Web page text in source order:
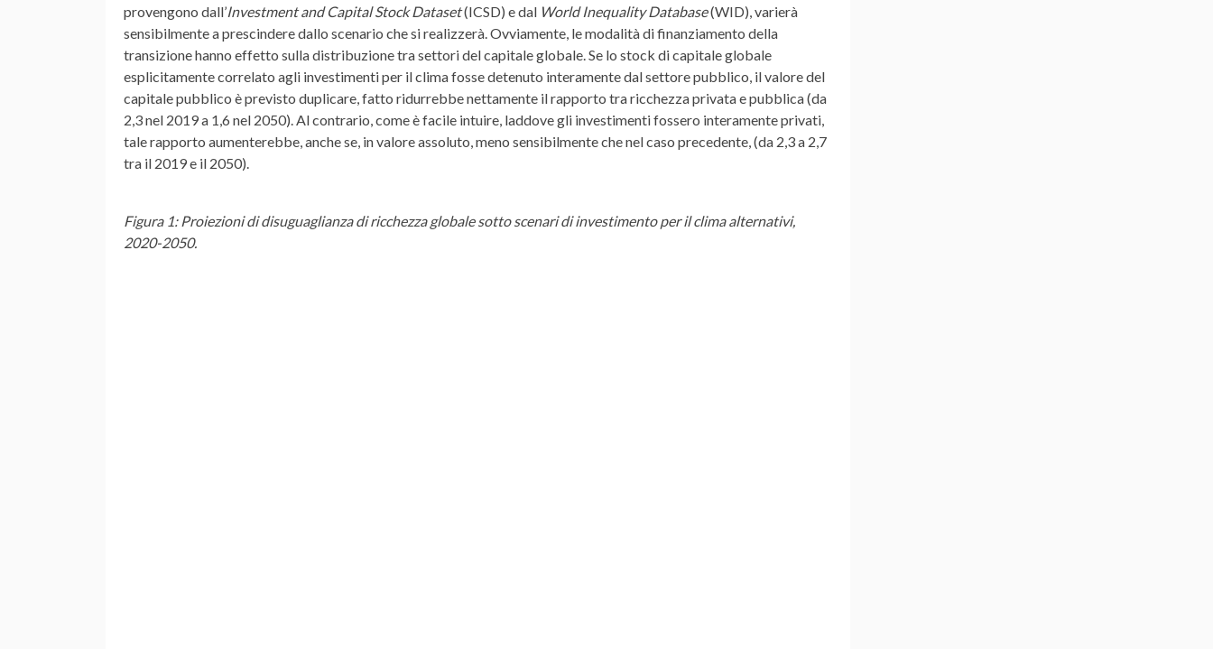
provengono dall’Investment and Capital Stock Dataset(ICSD) e dal World Inequality Database(WID), varierà
sensibilmente a prescindere dallo scenario che si realizzerà. Ovviamente, le modalità di finanziamento della
transizione hanno effetto sulla distribuzione tra settori del capitale globale. Se lo stock di capitale globale
esplicitamente correlato agli investimenti per il clima fosse detenuto interamente dal settore pubblico, il valore del
capitale pubblico è previsto duplicare, fatto ridurrebbe nettamente il rapporto tra ricchezza privata e pubblica (da
2,3 nel 2019 a 1,6 nel 2050). Al contrario, come è facile intuire, laddove gli investimenti fossero interamente privati,
tale rapporto aumenterebbe, anche se, in valore assoluto, meno sensibilmente che nel caso precedente, (da 2,3 a 2,7
tra il 2019 e il 2050).
Figura 1: Proiezioni di disuguaglianza di ricchezza globale sotto scenari di investimento per il clima alternativi,
2020-2050.